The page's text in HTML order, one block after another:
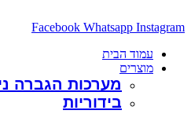
לתוכן
Facebook Whatsapp Instagram
עמוד הבית
מוצרים
מערכות הגברה
בידוריות